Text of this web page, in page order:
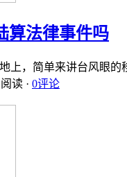
算法律事件吗
上，简单来讲台风眼
读 · 0评论